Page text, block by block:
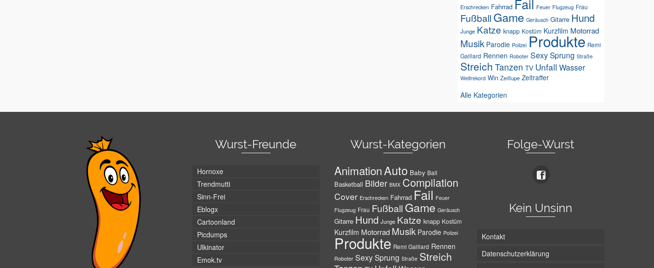
Erschrecken Fahrrad Fail Feuer Flugzeug Frau
Fußball Game Geräusch Gitarre Hund
Junge Katze knapp Kostüm Kurzfilm Motorrad
Musik Parodie Polizei Produkte Remi
Gaillard Rennen Roboter SexySprung Straße
Streich Tanzen TV Unfall Wasser
Weltrekord Win Zeitlupe Zeitraffer
Alle Kategorien
Wurst-Freunde
Hornoxe
Trendmutti
Sinn-Frei
Eblogx
Cartoonland
Picdumps
Ulkinator
Emok.tv
Wurst-Kategorien
AnimationAuto Baby Ball
Basketball Bilder BMX Compilation
Cover Erschrecken Fahrrad Fail Feuer
Flugzeug Frau Fußball Game Geräusch
Gitarre Hund Junge Katze knapp Kostüm
Kurzfilm Motorrad Musik Parodie Polizei
Produkte Remi Gaillard Rennen
Roboter SexySprung Straße Streich
Folge-Wurst
Kein Unsinn
Kontakt
Datenschutzerklärung